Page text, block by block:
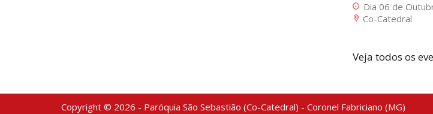
Dia 06 de
Co-Catedral
Veja todos os
Copyright © 2026 - Paróquia São Sebastião (Co-Catedral) - Coronel Fabriciano (MG)